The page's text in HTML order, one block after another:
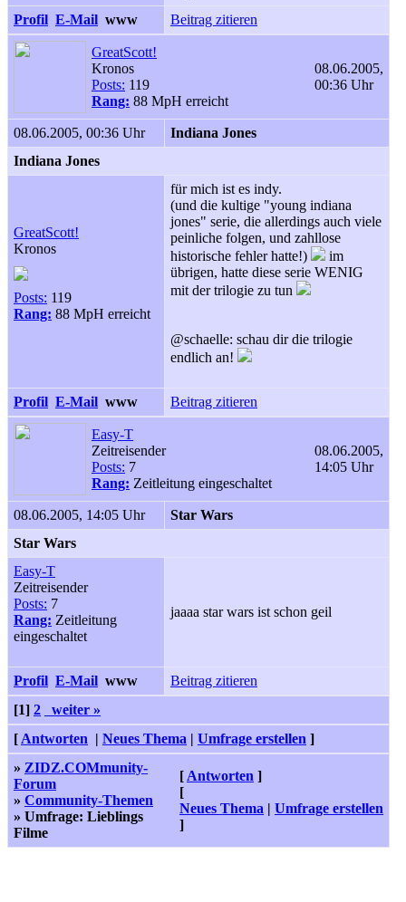
Profil E-Mail www Beitrag zitieren
GreatScott!
Kronos
Posts: 119
Rang: 88 MpH erreicht
08.06.2005,
00:36 Uhr
08.06.2005, 00:36 Uhr
Indiana Jones
Indiana Jones
GreatScott!
Kronos
Posts: 119
Rang: 88 MpH erreicht
für mich ist es indy.
(und die kultige "young indiana
jones" serie, die allerdings auch viele
peinliche folgen, und zahllose
historische fehler hatte!)
im
übrigen, hatte diese serie WENIG
mit der trilogie zu tun
@schaelle: schau dir die trilogie
endlich an!
Profil E-Mail www Beitrag zitieren
Easy-T
Zeitreisender
Posts: 7
Rang: Zeitleitung eingeschaltet
08.06.2005,
14:05 Uhr
08.06.2005, 14:05 Uhr
Star Wars
Star Wars
Easy-T
Zeitreisender
Posts: 7
Rang: Zeitleitung
eingeschaltet
jaaaa star wars ist schon geil
Profil E-Mail www
Beitrag zitieren
[1] 2
weiter »
[ Antworten | Neues Thema | Umfrage erstellen ]
» ZIDZ.COMmunity-
Forum
» Community-Themen
» Umfrage: Lieblings
Filme
[ Antworten ]
[
Neues Thema | Umfrage erstellen
]